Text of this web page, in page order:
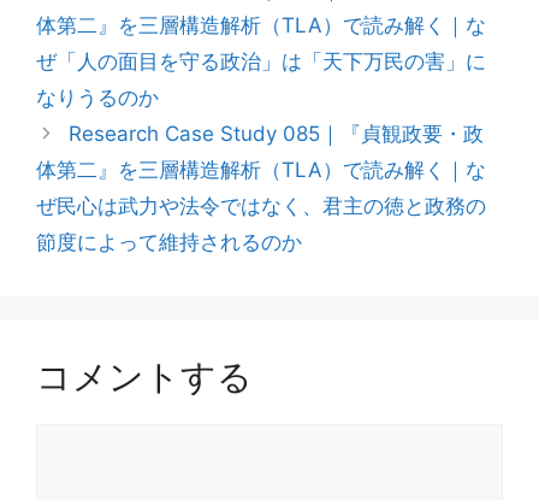
体第二』を三層構造解析（TLA）で読み解く｜な
ぜ「人の面目を守る政治」は「天下万民の害」に
なりうるのか
Research Case Study 085｜『貞観政要・政
体第二』を三層構造解析（TLA）で読み解く｜な
ぜ民心は武力や法令ではなく、君主の徳と政務の
節度によって維持されるのか
コメントする